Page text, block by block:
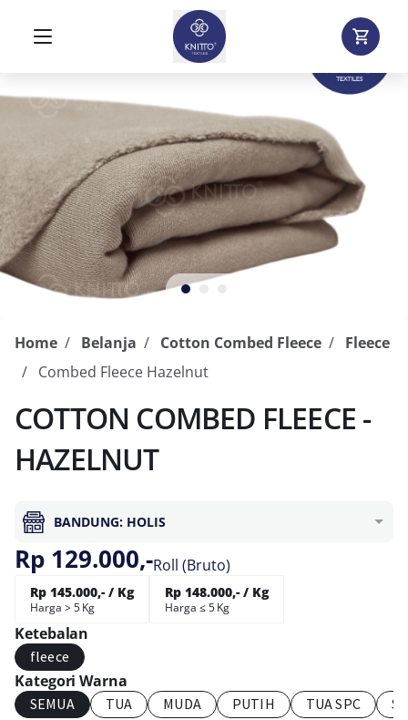
Home Belanja Cotton Combed Fleece
Fleece
Combed Fleece Hazelnut
COTTON COMBED FLEECE -
HAZELNUT
BANDUNG: HOLIS
Rp 129.000,-Roll (Bruto)
Rp 145.000,- / Kg
Harga > 5 Kg
Rp 148.000,- / Kg
Harga ≤ 5 Kg
Ketebalan
fleece
Kategori Warna
SEMUA TUA MUDA PUTIH TUA SPC